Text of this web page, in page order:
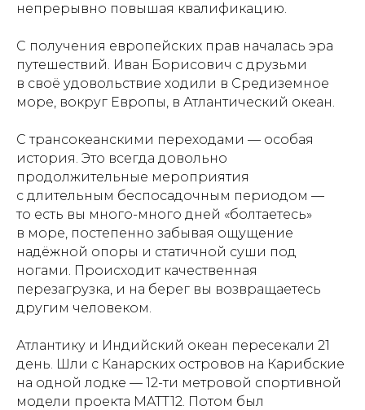
непрерывно повышая квалификацию.
С получения европейских прав началась эра
путешествий. Иван Борисович с друзьми
в своё удовольствие ходили в Средиземное
море, вокруг Европы, в Атлантический океан.
С трансокеанскими переходами — особая
история. Это всегда довольно
продолжительные мероприятия
с длительным беспосадочным периодом —
то есть вы много-много дней «болтаетесь»
в море, постепенно забывая ощущение
надёжной опоры и статичной суши под
ногами. Происходит качественная
перезагрузка, и на берег вы возвращаетесь
другим человеком.
Атлантику и Индийский океан пересекали 21
день. Шли с Канарских островов на Карибские
на одной лодке — 12-ти метровой спортивной
модели проекта MATT12. Потом был